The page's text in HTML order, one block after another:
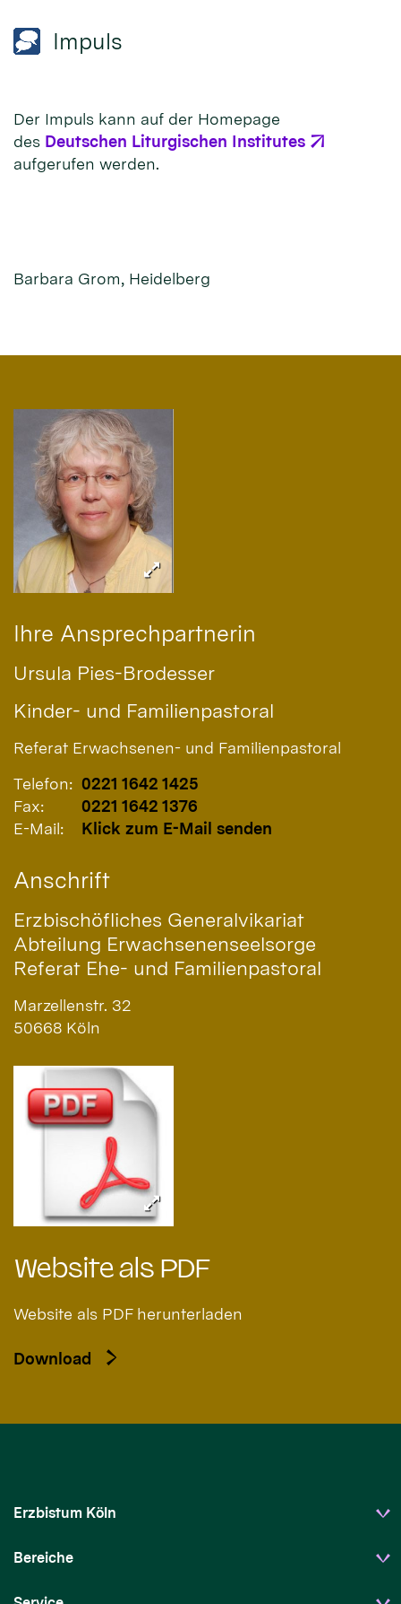
Impuls
Der Impuls kann auf der Homepage
des Deutschen Liturgischen Institutes
aufgerufen werden.
Barbara Grom, Heidelberg
Ihre Ansprechpartnerin
Ursula Pies-Brodesser
Kinder- und Familienpastoral
Referat Erwachsenen- und Familienpastoral
Telefon: 0221 1642 1425
Fax:
0221 1642 1376
E-Mail:
Klick zum E-Mail senden
Anschrift
Erzbischöfliches Generalvikariat
Abteilung Erwachsenenseelsorge
Referat Ehe- und Familienpastoral
Marzellenstr. 32
50668 Köln
Website als PDF
Website als PDF herunterladen
Download
Erzbistum Köln
Bereiche